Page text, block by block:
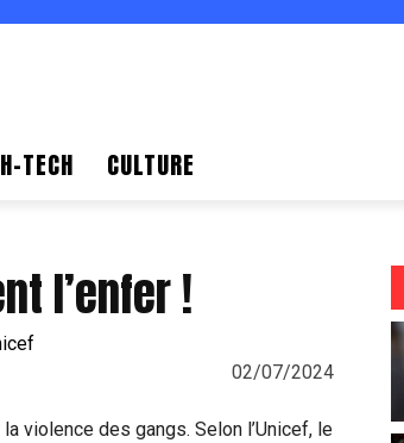
TECH CULTURE
l’enfer !
02/07/2024
violence des gangs. Selon l’Unicef, le